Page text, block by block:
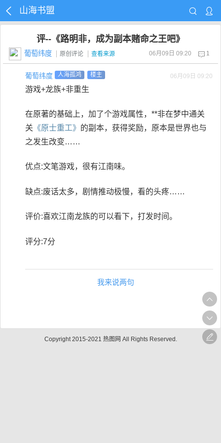
山海书盟
评--《路明非，成为副本赌命之王吧》
葡萄纬度 原创评论 查看来源 06月09日 09:20 1
葡萄纬度 人海孤鸿 楼主 06月09日 09:20
游戏+龙族+非重生
在原著的基础上，加了个游戏属性，**非在梦中通关
关 《原士重工》 的副本，获得奖励，原本是世界也与
之发生改变……
优点:文笔游戏，很有江南味。
缺点:废话太多，剧情推动极慢，看的头疼……
评价:喜欢江南龙族的可以看下，打发时间。
评分:7分
我来说两句
Copyright 2015-2021 热图网 All Rights Reserved.